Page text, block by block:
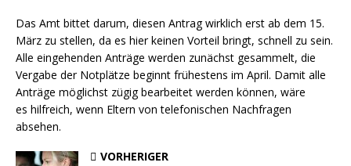
Das Amt bittet darum, diesen Antrag wirklich erst ab dem 15.
März zu stellen, da es hier keinen Vorteil bringt, schnell zu sein.
Alle eingehenden Anträge werden zunächst gesammelt, die
Vergabe der Notplätze beginnt frühestens im April. Damit alle
Anträge möglichst zügig bearbeitet werden können, wäre
es hilfreich, wenn Eltern von telefonischen Nachfragen
absehen.
VORHERIGER